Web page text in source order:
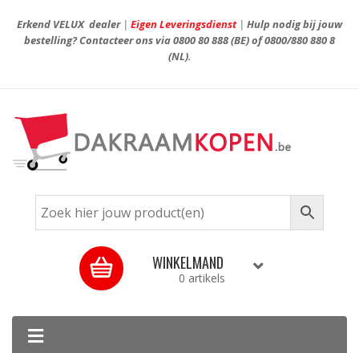
Erkend VELUX dealer| Eigen Leveringsdienst| Hulp nodig bij jouw
bestelling? Contacteer ons via0800 80 888(BE) of0800/880 880 8
(NL).
WINKELMAND
0 artikels